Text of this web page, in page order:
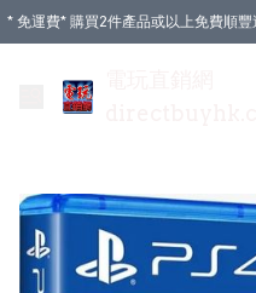
* 免運費* 購買2件產品或以上免費順